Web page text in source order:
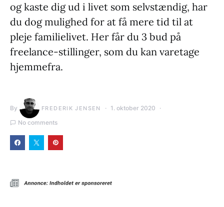
og kaste dig ud i livet som selvstændig, har
du dog mulighed for at få mere tid til at
pleje familielivet. Her får du 3 bud på
freelance-stillinger, som du kan varetage
hjemmefra.
By FREDERIK JENSEN
1. oktober 2020
No comments